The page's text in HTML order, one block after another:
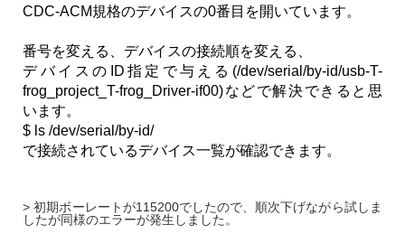
CDC-ACM規格のデバイスの0番目を開いています。
番号を変える、デバイスの接続順を変える、
デバイスのID指定で与える(/dev/serial/by-id/usb-T-
frog_project_T-frog_Driver-if00)などで解決できると思
います。
$ ls /dev/serial/by-id/
で接続されているデバイス一覧が確認できます。
> 初期ボーレートが115200でしたので、順次下げながら試しま
したが同様のエラーが発生しました。